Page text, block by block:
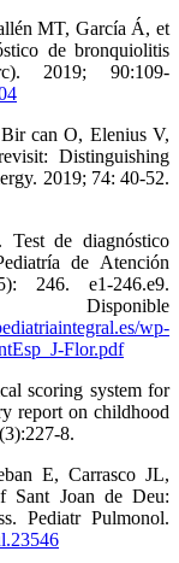
MT, García Á, et
de bronquiolitis
2019; 90:109-
can O, Elenius V,
Distinguishing
2019; 74: 40-52.
de diagnóstico
de Atención
246. e1-246.e9.
Disponible
wp-
Flor.pdf
scoring system for
report on childhood
8.
E, Carrasco JL,
Sant Joan de Deu:
Pediatr Pulmonol.